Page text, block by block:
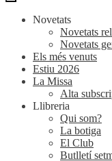
Novetats
Novetats
Novetats
Els més venuts
Estiu 2026
La Missa
Alta
Llibreria
Qui som?
La botiga
El Club
Butlletí